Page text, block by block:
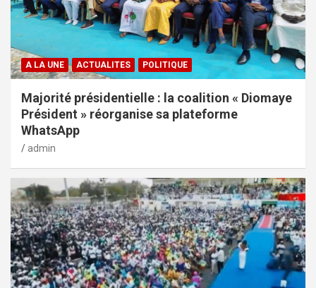
A LA UNE ACTUALITES POLITIQUE
Majorité présidentielle : la coalition « Diomaye
Président » réorganise sa plateforme
WhatsApp
admin